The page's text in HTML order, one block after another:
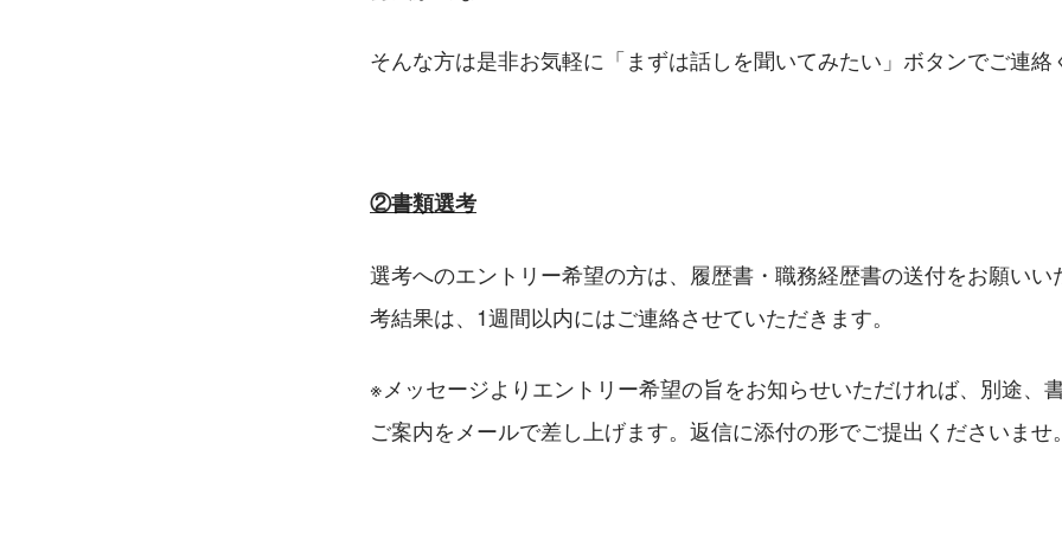
そんな方は是非お気軽に「まずは話しを聞いてみたい」ボタンでご連絡
②書類選考
選考へのエントリー希望の方は、履歴書・職務経歴書の送付をお願いい
考結果は、1週間以内にはご連絡させていただきます。
※メッセージよりエントリー希望の旨をお知らせいただければ、別途、
ご案内をメールで差し上げます。返信に添付の形でご提出くださいませ。